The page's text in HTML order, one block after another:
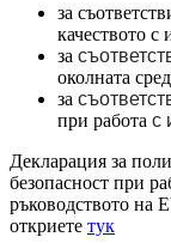
за
качеството с
за
околната
за
при работа с
Декларация за
безопасност при
ръководството на
откриете тук